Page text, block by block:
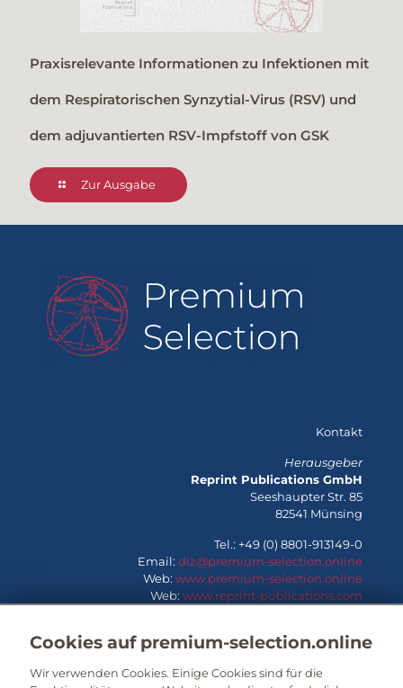
Praxisrelevante Informationen zu Infektionen mit
dem Respiratorischen Synzytial-Virus (RSV) und
dem adjuvantierten RSV-Impfstoff von GSK
Zur Ausgabe
Kontakt
Herausgeber
Reprint Publications GmbH
Seeshaupter Str. 85
82541 Münsing
Tel.: +49 (0) 8801-913149-0
Email: diz@premium-selection.online
Web: www.premium-selection.online
Web: www.reprint-publications.com
Cookies auf premium-selection.online
Wir verwenden Cookies. Einige Cookies sind für die